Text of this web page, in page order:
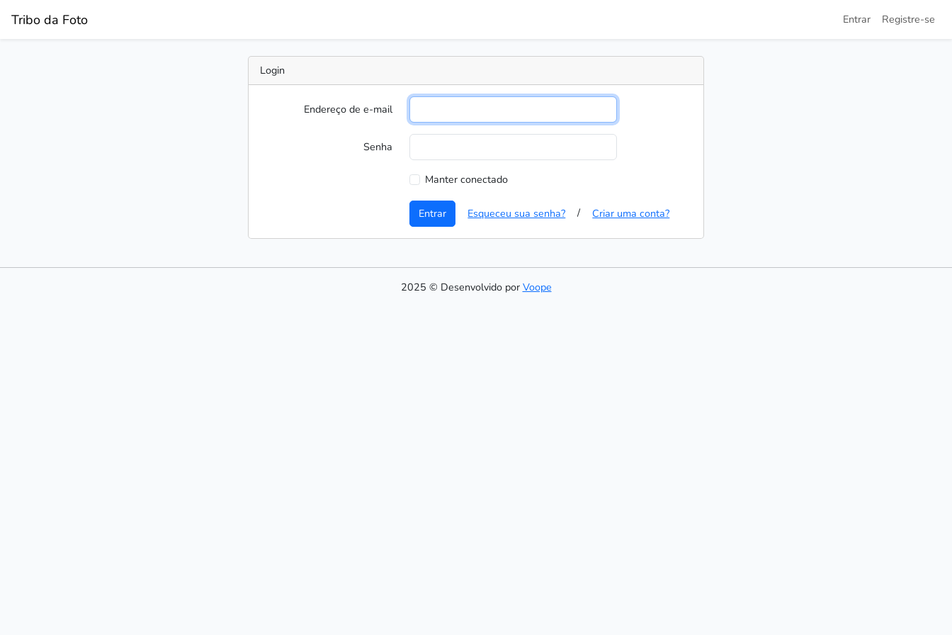
Tribo da Foto Entrar Registre-se
Login
Endereço de e-mail
Senha
Manter conectado
Entrar Esqueceu sua senha? / Criar uma conta?
2025 © Desenvolvido por Voope